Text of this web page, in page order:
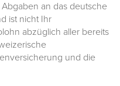
an das deutsche
ist nicht Ihr
abzüglich aller bereits
und die